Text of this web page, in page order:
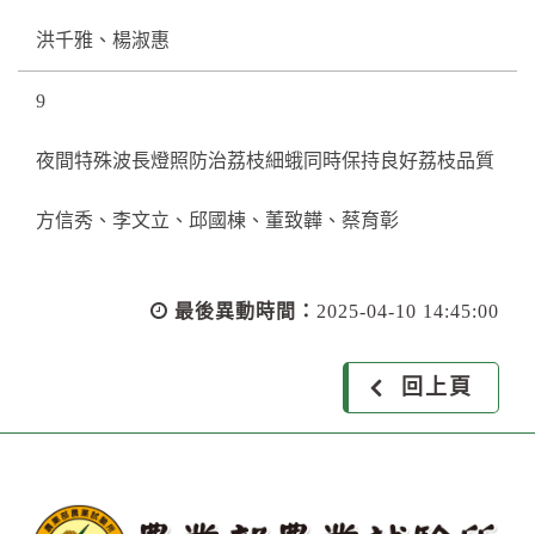
洪千雅、楊淑惠
9
夜間特殊波長燈照防治荔枝細蛾同時保持良好荔枝品質
方信秀、李文立、邱國棟、董致韡、蔡育彰
最後異動時間： 2025-04-10 14:45:00
回上頁